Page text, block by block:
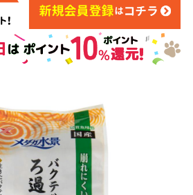
キャットフード
服・おさんぽ用品
リビング雑貨
シニアサポート